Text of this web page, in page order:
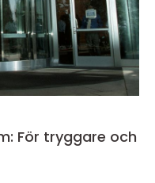
För tryggare och